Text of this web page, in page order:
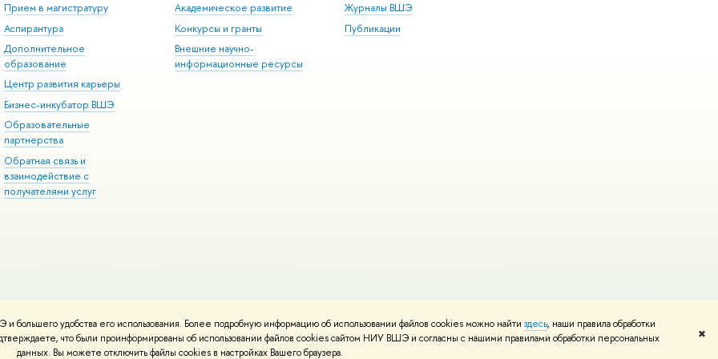
удобства его использования. Более подробную информацию об использовании файлов cookies можно найти здесь, наши правила обработки
что были проинформированы об использовании файлов cookies сайтом НИУ ВШЭ и согласны с нашими правилами обработки персональных
данных. Вы можете отключить файлы cookies в настройках Вашего браузера.
✖
Прием в магистратуру
Аспирантура
Дополнительное
образование
Центр развития карьеры
Бизнес-инкубатор ВШЭ
Образовательные
партнерства
Обратная связь и
взаимодействие с
получателями услуг
Академическое развитие
Конкурсы и гранты
Внешние научно-
информационные ресурсы
Журналы ВШЭ
Публикации
Редактору
Условия использования материалов Политика конфиденциальности Карта сайта
вШколе дизайна НИУ ВШЭ